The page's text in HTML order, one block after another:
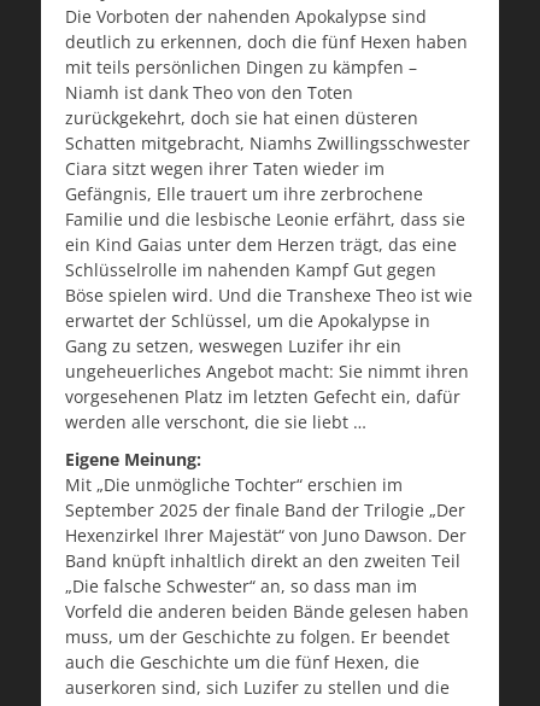
Die Vorboten der nahenden Apokalypse sind
deutlich zu erkennen, doch die fünf Hexen haben
mit teils persönlichen Dingen zu kämpfen –
Niamh ist dank Theo von den Toten
zurückgekehrt, doch sie hat einen düsteren
Schatten mitgebracht, Niamhs Zwillingsschwester
Ciara sitzt wegen ihrer Taten wieder im
Gefängnis, Elle trauert um ihre zerbrochene
Familie und die lesbische Leonie erfährt, dass sie
ein Kind Gaias unter dem Herzen trägt, das eine
Schlüsselrolle im nahenden Kampf Gut gegen
Böse spielen wird. Und die Transhexe Theo ist wie
erwartet der Schlüssel, um die Apokalypse in
Gang zu setzen, weswegen Luzifer ihr ein
ungeheuerliches Angebot macht: Sie nimmt ihren
vorgesehenen Platz im letzten Gefecht ein, dafür
werden alle verschont, die sie liebt …
Eigene Meinung:
Mit „Die unmögliche Tochter“ erschien im
September 2025 der finale Band der Trilogie „Der
Hexenzirkel Ihrer Majestät“ von Juno Dawson. Der
Band knüpft inhaltlich direkt an den zweiten Teil
„Die falsche Schwester“ an, so dass man im
Vorfeld die anderen beiden Bände gelesen haben
muss, um der Geschichte zu folgen. Er beendet
auch die Geschichte um die fünf Hexen, die
auserkoren sind, sich Luzifer zu stellen und die